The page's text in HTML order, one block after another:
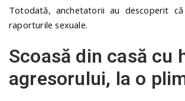
Totodată, anchetatorii au descoperit
raporturile sexuale.
Scoasă din casă cu
agresorului, la o